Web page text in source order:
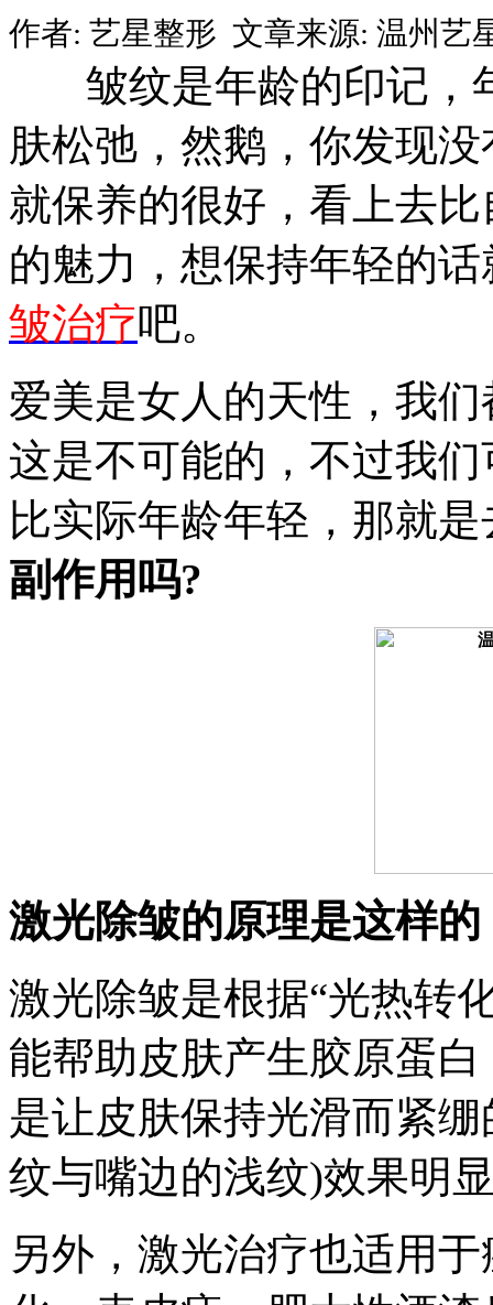
作者: 艺星整形 文章来源: 温州艺
皱纹是年龄的印记，
肤松弛，然鹅，你发现
就保养的很好，看上去
的魅力，想保持年轻的
皱治疗吧。
爱美是女人的天性，我
这是不可能的，不过我
比实际年龄年轻，那就
副作用吗?
激光除皱的原理是这样的
激光除皱是根据“光热转
能帮助皮肤产生胶原蛋
是让皮肤保持光滑而紧
纹与嘴边的浅纹)效果明
另外，激光治疗也适用